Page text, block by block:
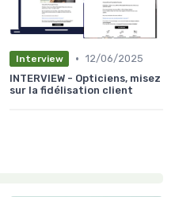
Interview • 12/06/2025
INTERVIEW - Opticiens, misez
sur la fidélisation client